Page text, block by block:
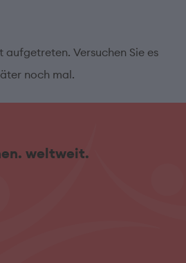
aufgetreten. Versuchen Sie es
noch mal.
weltweit.